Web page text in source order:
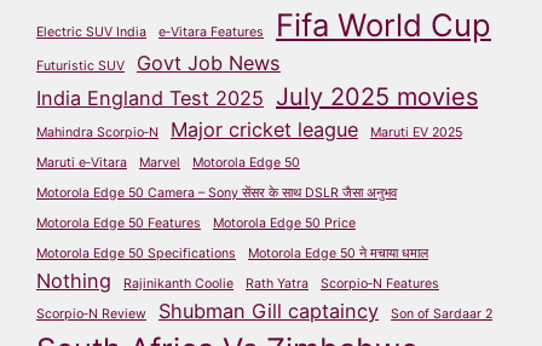
Electric SUV India e‑Vitara Features Fifa World Cup
Futuristic SUV
Govt Job News
India England Test 2025 July 2025 movies
Mahindra Scorpio‑N Major cricket league
Maruti EV 2025
Maruti e‑Vitara
Marvel
Motorola Edge 50
Motorola Edge 50 Camera – Sony सेंसर के साथ DSLR जैसा अनुभव
Motorola Edge 50 Features
Motorola Edge 50 Price
Motorola Edge 50 Specifications
Motorola Edge 50 ने मचाया धमाल
Nothing Rajinikanth Coolie Rath Yatra
Scorpio‑N Features
Scorpio‑N Review
Shubman Gill captaincy Son of Sardaar 2